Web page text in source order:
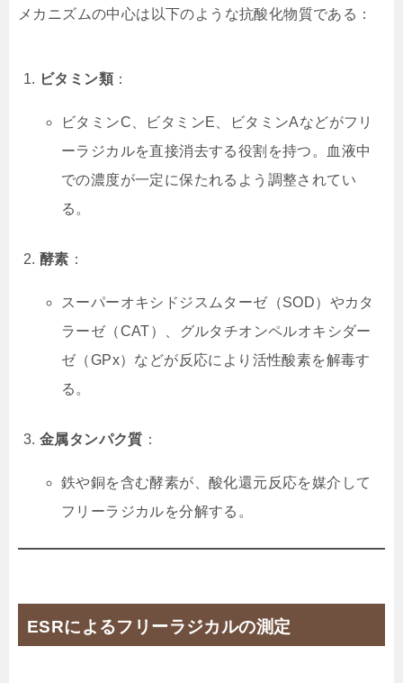
メカニズムの中心は以下のような抗酸化物質である：
ビタミン類 ：
ビタミンC、ビタミンE、ビタミンAなどがフリ
ーラジカルを直接消去する役割を持つ。血液中
での濃度が一定に保たれるよう調整されてい
る。
酵素 ：
スーパーオキシドジスムターゼ（SOD）やカタ
ラーゼ（CAT）、グルタチオンペルオキシダー
ゼ（GPx）などが反応により活性酸素を解毒す
る。
金属タンパク質 ：
鉄や銅を含む酵素が、酸化還元反応を媒介して
フリーラジカルを分解する。
ESRによるフリーラジカルの測定